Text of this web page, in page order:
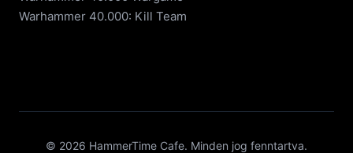
Warhammer 40.000: Kill Team
© 2026 HammerTime Cafe. Minden jog fenntartva.